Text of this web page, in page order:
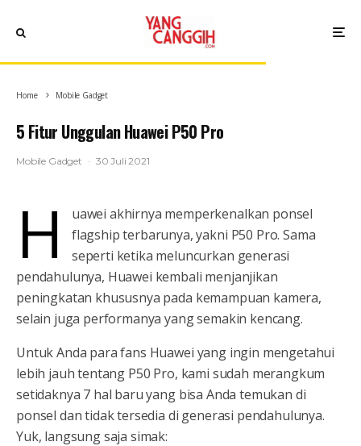
Home Mobile Gadget
5 Fitur Unggulan Huawei P50 Pro
Mobile Gadget · 30 Juli 2021
H
uawei akhirnya memperkenalkan ponsel
flagship terbarunya, yakni P50 Pro. Sama
seperti ketika meluncurkan generasi
pendahulunya, Huawei kembali menjanjikan
peningkatan khususnya pada kemampuan kamera,
selain juga performanya yang semakin kencang.
Untuk Anda para fans Huawei yang ingin mengetahui
lebih jauh tentang P50 Pro, kami sudah merangkum
setidaknya 7 hal baru yang bisa Anda temukan di
ponsel dan tidak tersedia di generasi pendahulunya.
Yuk, langsung saja simak: